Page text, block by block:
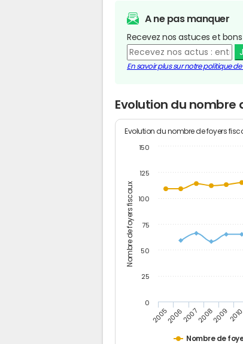
A ne pas manquer
Recevez nos astuces et
En savoir plus sur notre politique
Evolution du nombre
Nombre de foyers fiscaux
Evolution du nombre de foyers
Nombre de
200520062007200820092010
0
25
50
75
100
125
150